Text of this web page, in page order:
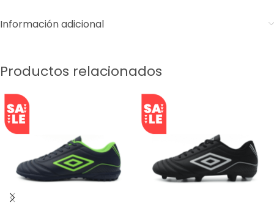
Información adicional
Productos relacionados